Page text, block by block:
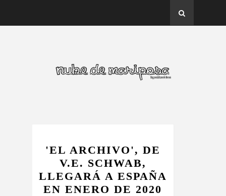
'EL ARCHIVO', DE
V.E. SCHWAB,
LLEGARÁ A ESPAÑA
EN ENERO DE 2020